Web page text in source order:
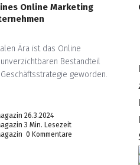
Online Marketing
Ära ist das Online
Bestandteil
geworden.
26.3.2024
3 Min. Lesezeit
0 Kommentare